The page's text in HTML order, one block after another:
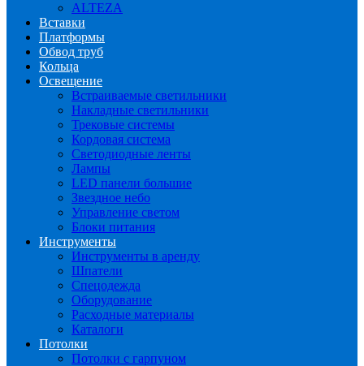
ALTEZA
Вставки
Платформы
Обвод труб
Кольца
Освещение
Встраиваемые светильники
Накладные светильники
Трековые системы
Кордовая система
Светодиодные ленты
Лампы
LED панели большие
Звездное небо
Управление светом
Блоки питания
Инструменты
Инструменты в аренду
Шпатели
Спецодежда
Оборудование
Расходные материалы
Каталоги
Потолки
Потолки с гарпуном